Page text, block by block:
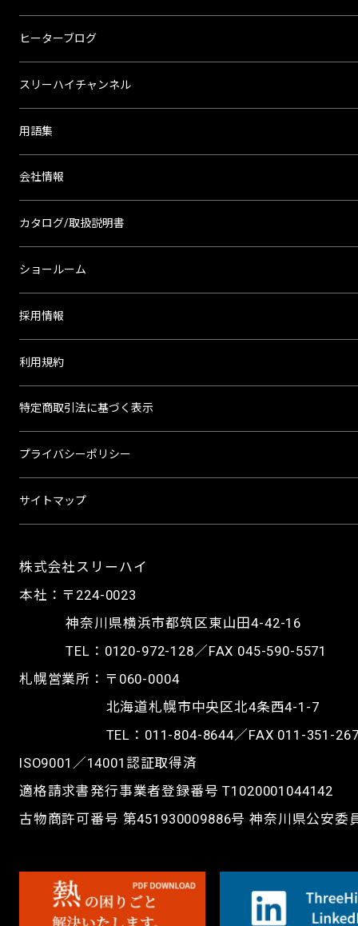
株式会社スリーハイ
本社：〒224-0023
神奈川県横浜市都筑区東山田4-42-16
TEL： 0120-972-128／FAX 045-590-5571
札幌営業所：〒060-0004
北海道札幌市中央区北4条西4-1-7
TEL： 011-804-8644／FAX 011-351-
ISO9001／14001認証取得済
適格請求書発行事業者登録番号 T1020001044142
古物商許可番号 第451930009886号 神奈川県公安委
ヒーターブログ
スリーハイチャンネル
用語集
会社情報
カタログ/取扱説明書
ショールーム
採用情報
利用規約
特定商取引法に基づく表示
プライバシーポリシー
サイトマップ